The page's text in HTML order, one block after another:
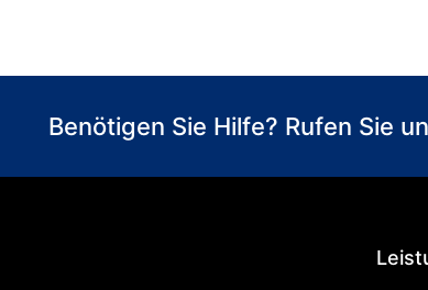
Benötigen Sie Hilfe? Rufen Sie